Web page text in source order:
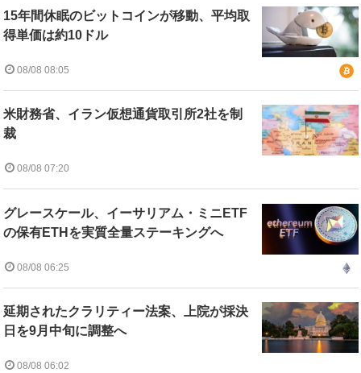
15年間休眠のビットコインが移動、平均取
得単価は約10ドル
08/08 08:05
米財務省、イラン仮想通貨取引所2社を制
裁
08/08 07:20
グレースケール、イーサリアム・ミニETF
の保有ETHを実質全量ステーキングへ
08/08 06:25
延期されたクラリティー法案、上院が採決
日を9月中旬に調整へ
08/08 06:02